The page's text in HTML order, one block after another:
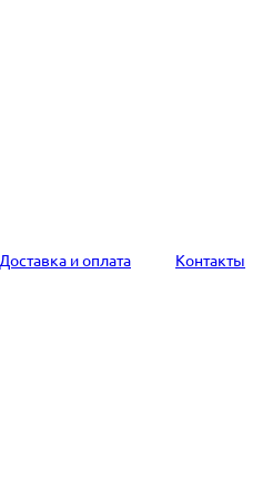
Доставка и оплата Контакты